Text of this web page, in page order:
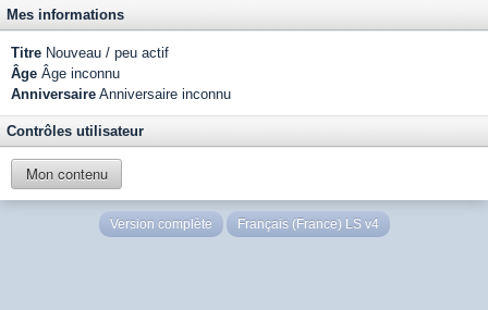
Mes informations
Titre Nouveau / peu actif
Âge Âge inconnu
Anniversaire Anniversaire inconnu
Contrôles utilisateur
Mon contenu
Version complète Français (France) LS v4